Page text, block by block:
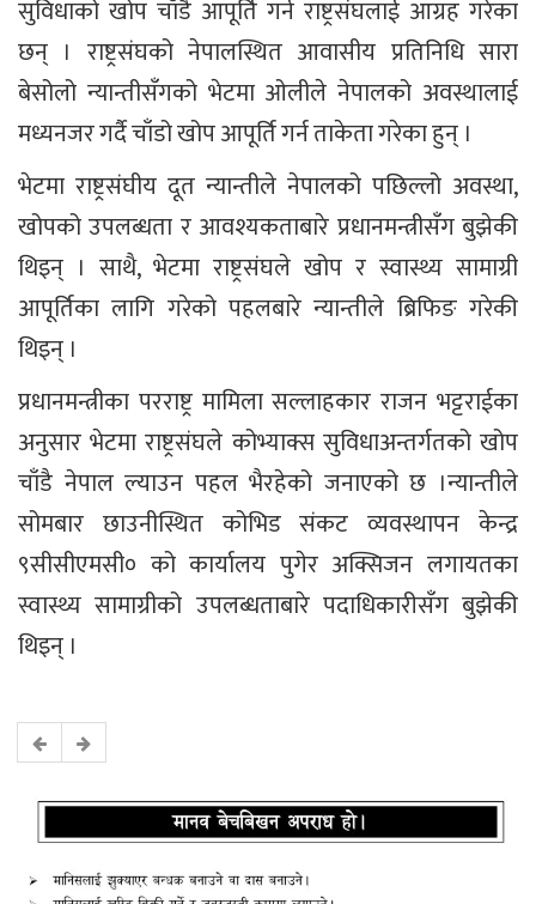
सुविधाको खोप चाँडै आपूर्ति गर्न राष्ट्रसंघलाई आग्रह गरेका
छन् । राष्ट्रसंघको नेपालस्थित आवासीय प्रतिनिधि सारा
बेसोलो न्यान्तीसँगको भेटमा ओलीले नेपालको अवस्थालाई
मध्यनजर गर्दै चाँडो खोप आपूर्ति गर्न ताकेता गरेका हुन् ।
भेटमा राष्ट्रसंघीय दूत न्यान्तीले नेपालको पछिल्लो अवस्था,
खोपको उपलब्धता र आवश्यकताबारे प्रधानमन्त्रीसँग बुझेकी
थिइन् । साथै, भेटमा राष्ट्रसंघले खोप र स्वास्थ्य सामाग्री
आपूर्तिका लागि गरेको पहलबारे न्यान्तीले ब्रिफिङ गरेकी
थिइन् ।
प्रधानमन्त्रीका परराष्ट्र मामिला सल्लाहकार राजन भट्टराईका
अनुसार भेटमा राष्ट्रसंघले कोभ्याक्स सुविधाअन्तर्गतको खोप
चाँडै नेपाल ल्याउन पहल भैरहेको जनाएको छ ।न्यान्तीले
सोमबार छाउनीस्थित कोभिड संकट व्यवस्थापन केन्द्र
९सीसीएमसी० को कार्यालय पुगेर अक्सिजन लगायतका
स्वास्थ्य सामाग्रीको उपलब्धताबारे पदाधिकारीसँग बुझेकी
थिइन् ।